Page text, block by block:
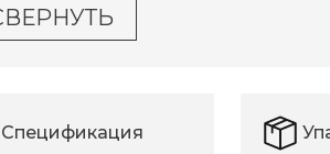
Спецификация